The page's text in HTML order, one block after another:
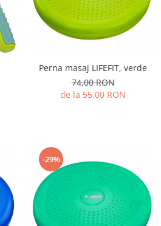
Perna masaj LIFEFIT, verde
74,00 RON
de la 55,00 RON
-29%